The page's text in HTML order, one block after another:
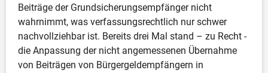
Beiträge der Grundsicherungsempfänger nicht
wahrnimmt, was verfassungsrechtlich nur schwer
nachvollziehbar ist. Bereits drei Mal stand – zu Recht -
die Anpassung der nicht angemessenen Übernahme
von Beiträgen von Bürgergeldempfängern in